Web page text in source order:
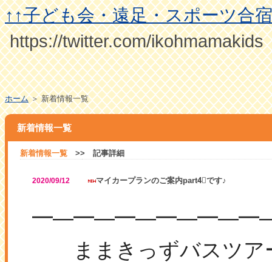
↑↑子ども会・遠足・スポーツ合
https://twitter.com/ikohmamakids
ホーム＞ 新着情報一覧
新着情報一覧
新着情報一覧 >> 記事詳細
2020/09/12 マイカープランのご案内part4⃣です♪
━―━―━―━―━―━
ままきっずバスツア